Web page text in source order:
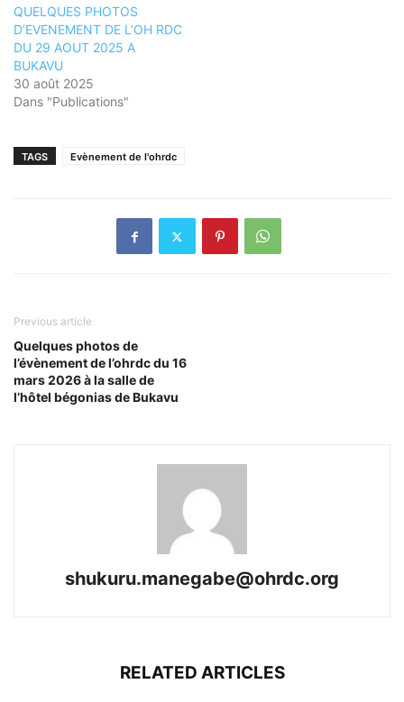
QUELQUES PHOTOS
D’EVENEMENT DE L’OH RDC
DU 29 AOUT 2025 A
BUKAVU
30 août 2025
Dans "Publications"
TAGS Evènement de l'ohrdc
Previous article
Quelques photos de
l’évènement de l’ohrdc du 16
mars 2026 à la salle de
l’hôtel bégonias de Bukavu
shukuru.manegabe@ohrdc.org
RELATED ARTICLES